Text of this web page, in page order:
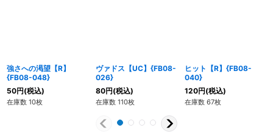
強さへの渇望【R】
{FB08-048}
50円(税込)
在庫数 10枚
ヴァドス【UC】{FB08-
026}
80円(税込)
在庫数 110枚
ヒット【R】{FB08-
040}
120円(税込)
在庫数 67枚